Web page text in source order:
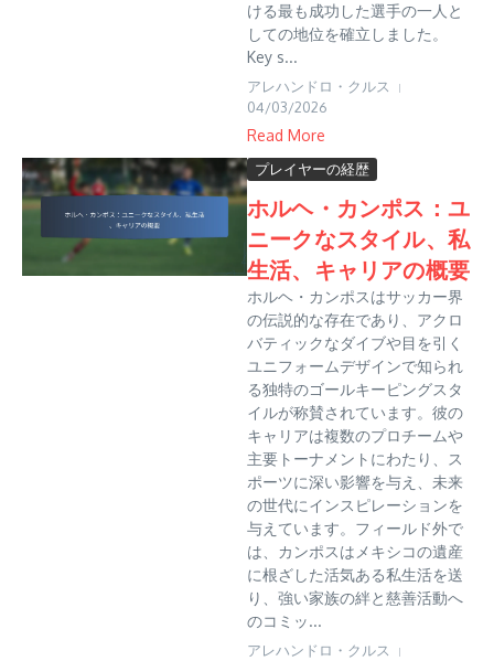
ける最も成功した選手の一人と
しての地位を確立しました。
Key s...
アレハンドロ・クルス
04/03/2026
Read More
プレイヤーの経歴
ホルヘ・カンポス：ユ
ニークなスタイル、私
生活、キャリアの概要
ホルヘ・カンポスはサッカー界
の伝説的な存在であり、アクロ
バティックなダイブや目を引く
ユニフォームデザインで知られ
る独特のゴールキーピングスタ
イルが称賛されています。彼の
キャリアは複数のプロチームや
主要トーナメントにわたり、ス
ポーツに深い影響を与え、未来
の世代にインスピレーションを
与えています。フィールド外で
は、カンポスはメキシコの遺産
に根ざした活気ある私生活を送
り、強い家族の絆と慈善活動へ
のコミッ...
アレハンドロ・クルス